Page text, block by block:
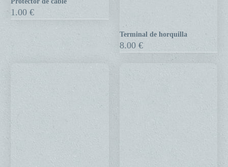
Protector
de
1.00 €
Terminal
de
Terminal de horquilla
8.00 €